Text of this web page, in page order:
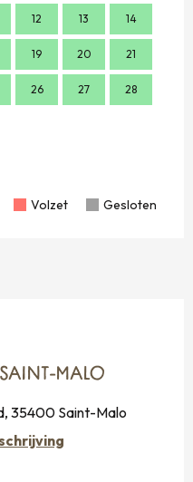
12 13 14
19 20 21
26 27 28
Volzet Gesloten
MALO
35400 Saint-Malo